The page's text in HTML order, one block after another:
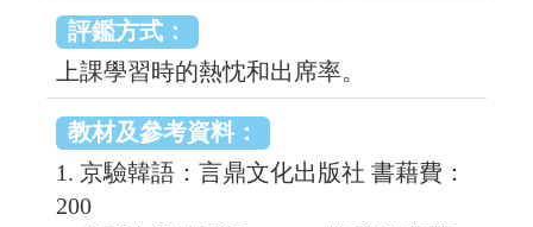
評鑑方式：
上課學習時的熱忱和出席率。
教材及參考資料：
1. 京驗韓語：言鼎文化出版社 書藉費：
200